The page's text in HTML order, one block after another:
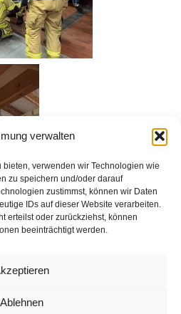
verwalten
verwenden wir Technologien wie
zu speichern und/oder darauf
zustimmst, können wir Daten
IDs auf dieser Website verarbeiten.
erteilst oder zurückziehst, können
beeinträchtigt werden.
Ablehnen